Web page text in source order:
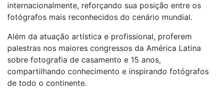
internacionalmente, reforçando sua posição entre os
fotógrafos mais reconhecidos do cenário mundial.
Além da atuação artística e profissional, proferem
palestras nos maiores congressos da América Latina
sobre fotografia de casamento e 15 anos,
compartilhando conhecimento e inspirando fotógrafos
de todo o continente.